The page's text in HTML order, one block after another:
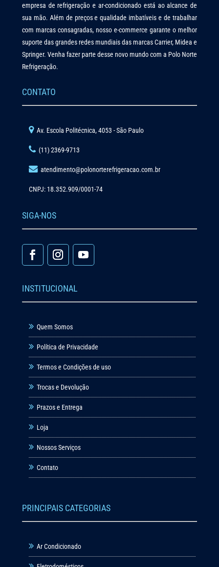
empresa de refrigeração e ar-condicionado está ao alcance de
sua mão. Além de preços e qualidade imbatíveis e de trabalhar
com marcas consagradas, nosso e-commerce garante o melhor
suporte das grandes redes mundiais das marcas Carrier, Midea e
Springer. Venha fazer parte desse novo mundo com a Polo Norte
Refrigeração.
CONTATO
Av. Escola Politécnica, 4053 - São Paulo
(11) 2369-9713
atendimento@polonorterefrigeracao.com.br
CNPJ: 18.352.909/0001-74
SIGA-NOS
INSTITUCIONAL
Quem Somos
Política de Privacidade
Termos e Condições de uso
Trocas e Devolução
Prazos e Entrega
Loja
Nossos Serviços
Contato
PRINCIPAIS CATEGORIAS
Ar Condicionado